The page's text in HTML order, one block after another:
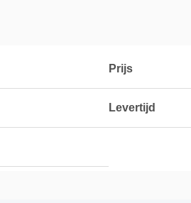
Prijs
Levertijd